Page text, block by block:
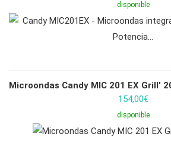
disponible
Microondas Candy MIC 201 EX Grill'
154,00€
disponible